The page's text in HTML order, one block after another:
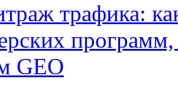
трафика:
GEO